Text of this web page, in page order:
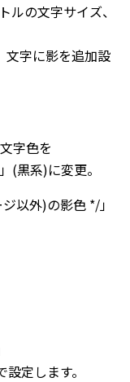
ルの文字サイズ、
文字に影を追加設
字色を
(黒系)に変更。
以外)の影色 */」
定します。